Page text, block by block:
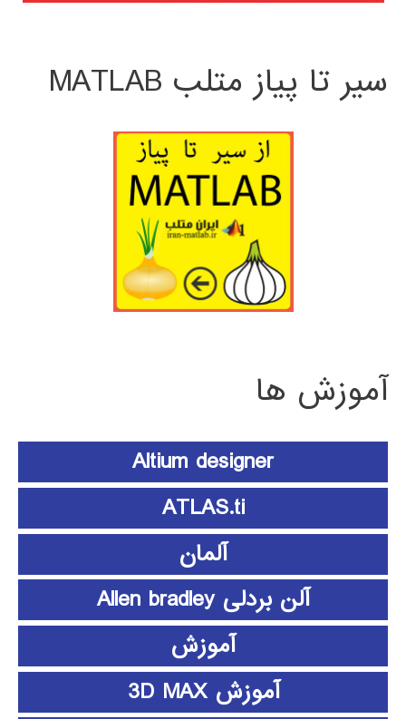
سیر تا پیاز متلب MATLAB
آموزش ها
Altium designer
ATLAS.ti
آلمان
آلن بردلی Allen bradley
آموزش
آموزش 3D MAX